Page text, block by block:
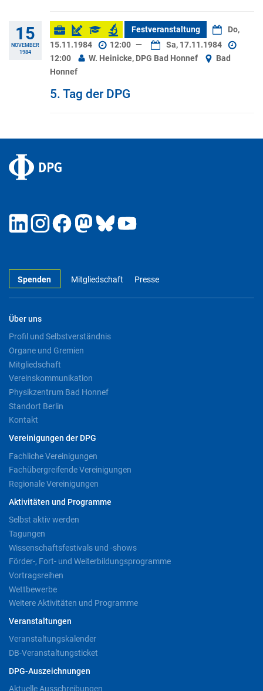
15
NOVEMBER
1984
Festveranstaltung
Do,
15.11.1984
12:00 —
Sa, 17.11.1984
12:00
W. Heinicke, DPG Bad Honnef
Bad
Honnef
5. Tag der DPG
Spenden Mitgliedschaft Presse
Über uns
Profil und Selbstverständnis
Organe und Gremien
Mitgliedschaft
Vereinskommunikation
Physikzentrum Bad Honnef
Standort Berlin
Kontakt
Vereinigungen der DPG
Fachliche Vereinigungen
Fachübergreifende Vereinigungen
Regionale Vereinigungen
Aktivitäten und Programme
Selbst aktiv werden
Tagungen
Wissenschaftsfestivals und -shows
Förder-, Fort- und Weiterbildungsprogramme
Vortragsreihen
Wettbewerbe
Weitere Aktivitäten und Programme
Veranstaltungen
Veranstaltungskalender
DB-Veranstaltungsticket
DPG-Auszeichnungen
Aktuelle Ausschreibungen